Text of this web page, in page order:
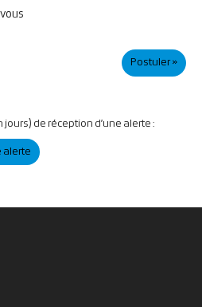
Postuler »
de réception d’une alerte :
alerte